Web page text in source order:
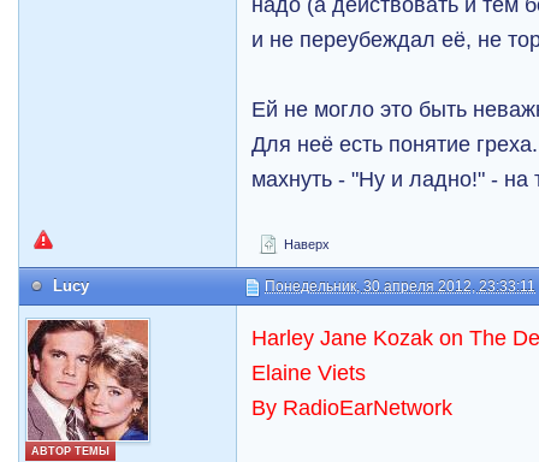
и не переубеждал её, не
Ей не могло это быть
Для неё есть понятие
махнуть - "Ну и ладно!" - на
Наверх
Lucy Понедельник, 30 апреля 2012, 23:33:11
АВТОР ТЕМЫ
Harley Jane Kozak on The
Elaine Viets
By RadioEarNetwork